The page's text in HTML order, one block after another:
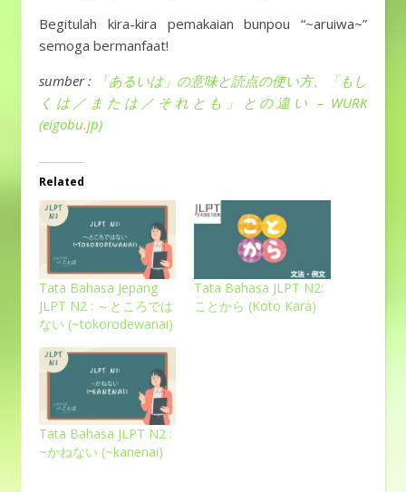
Begitulah kira-kira pemakaian bunpou “~aruiwa~”
semoga bermanfaat!
sumber :
「あるいは」の意味と読点の使い方、「もし
くは／または／それとも」との違い – WURK
(eigobu.jp)
Related
Tata Bahasa Jepang
JLPT N2 : ～ところでは
ない (~tokorodewanai)
Tata Bahasa JLPT N2:
ことから (Koto Kara)
Tata Bahasa JLPT N2 :
~かねない (~kanenai)